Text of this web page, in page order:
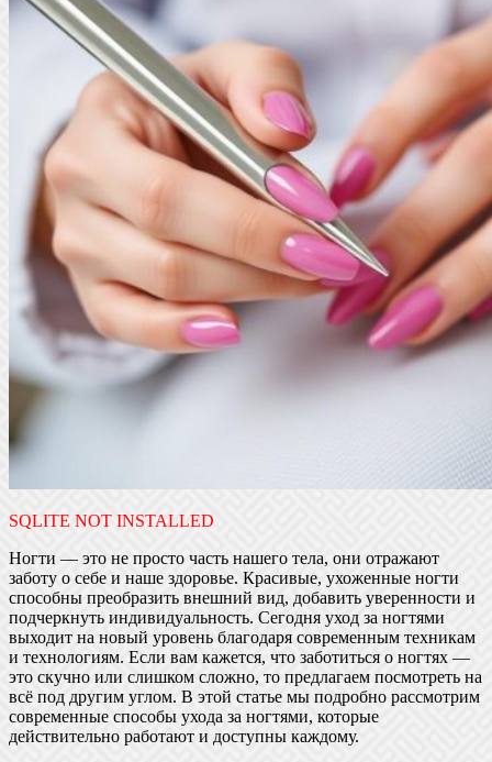
SQLITE NOT INSTALLED
Ногти — это не просто часть нашего тела, они отражают
заботу о себе и наше здоровье. Красивые, ухоженные ногти
способны преобразить внешний вид, добавить уверенности и
подчеркнуть индивидуальность. Сегодня уход за ногтями
выходит на новый уровень благодаря современным техникам
и технологиям. Если вам кажется, что заботиться о ногтях —
это скучно или слишком сложно, то предлагаем посмотреть на
всё под другим углом. В этой статье мы подробно рассмотрим
современные способы ухода за ногтями, которые
действительно работают и доступны каждому.